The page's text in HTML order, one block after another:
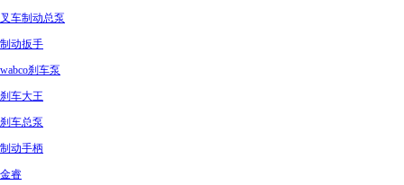
叉车制动总泵
制动扳手
wabco刹车泵
刹车大王
刹车总泵
制动手柄
金睿